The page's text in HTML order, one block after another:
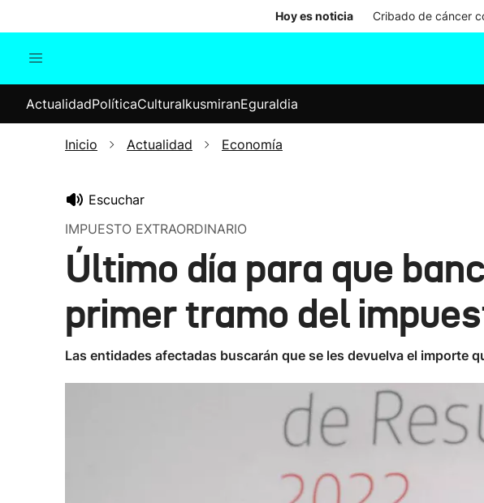
Hoy es noticia Cribado de cáncer
Internacional
Elecciones
ActualidadPolíticaCulturaIkusmiranEguraldia
Inicio Actualidad Economía
Escuchar
IMPUESTO EXTRAORDINARIO
Último día para que
primer tramo del
Las entidades afectadas buscarán que se les devuelva el